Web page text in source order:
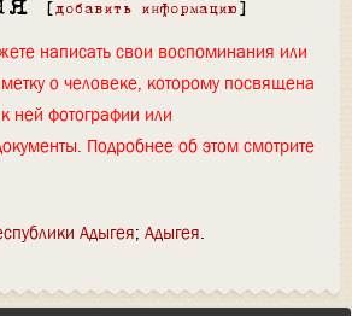
[ добавить информацию ]
написать свои воспоминания или
о человеке, которому посвящена
ней фотографии или
Подробнее об этом смотрите
Адыгея Адыгея